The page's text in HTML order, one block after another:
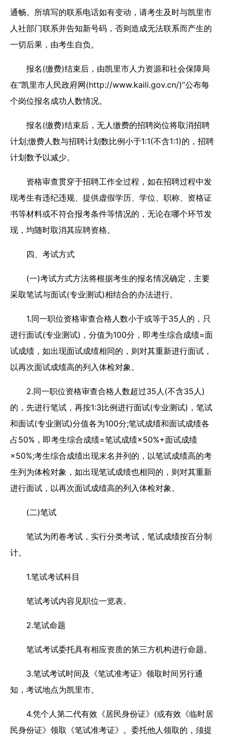
通畅。所填写的联系电话如有变动，请考生及时与凯里市
人社部门联系并告知新号码，否则造成无法联系而产生的
一切后果，由考生自负。
报名(缴费)结束后，由凯里市人力资源和社会保障局
在“凯里市人民政府网(http://www.kaili.gov.cn/)”公布每
个岗位报名成功人数情况。
报名(缴费)结束后，无人缴费的招聘岗位将取消招聘
计划;缴费人数与招聘计划数比例小于1:1(不含1:1)的，招聘
计划数予以减少。
资格审查贯穿于招聘工作全过程，如在招聘过程中发
现考生有违纪违规、提供虚假学历、学位、职称、资格证
书等材料或不符合报考条件等情况的，无论在哪个环节发
现，均随时取消其应聘资格。
四、考试方式
(一)考试方式方法将根据考生的报名情况确定，主要
采取笔试与面试(专业测试)相结合的办法进行。
1.同一职位资格审查合格人数小于或等于35人的，只
进行面试(专业测试)，分值为100分，即考生综合成绩=面
试成绩，如出现面试成绩相同的，则对其重新进行面试，
以再次面试成绩高的列入体检对象。
2.同一职位资格审查合格人数超过35人(不含35人)
的，先进行笔试，再按1:3比例进行面试(专业测试)，笔试
和面试(专业测试)分值各为100分;笔试成绩和面试成绩各
占50%，即考生综合成绩=笔试成绩×50%+面试成绩
×50%;考生综合成绩出现末名并列的，以笔试成绩高的考
生列为体检对象，如出现笔试成绩也相同的，则对其重新
进行面试，以再次面试成绩高的列入体检对象。
(二)笔试
笔试为闭卷考试，实行分类考试，笔试成绩按百分制
计。
1.笔试考试科目
笔试考试内容见职位一览表。
2.笔试命题
笔试考试委托具有相应资质的第三方机构进行命题。
3.笔试考试时间及《笔试准考证》领取时间另行通
知，考试地点为凯里市。
4.凭个人第二代有效《居民身份证》(或有效《临时居
民身份证》领取《笔试准考证》。委托他人领取的，须提